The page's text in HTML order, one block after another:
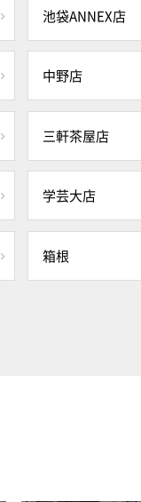
池袋ANNEX店
中野店
三軒茶屋店
学芸大店
箱根